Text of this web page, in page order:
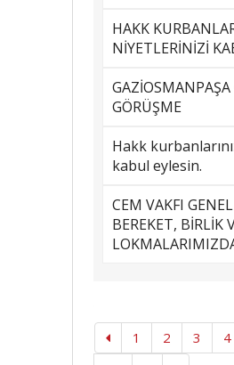
HAKK
NİYETLERİNİZİ
GÖRÜŞME
Hakk
kabul eylesin.
CEM VAKFI
BEREKET, BİRLİK
1 2 3 4